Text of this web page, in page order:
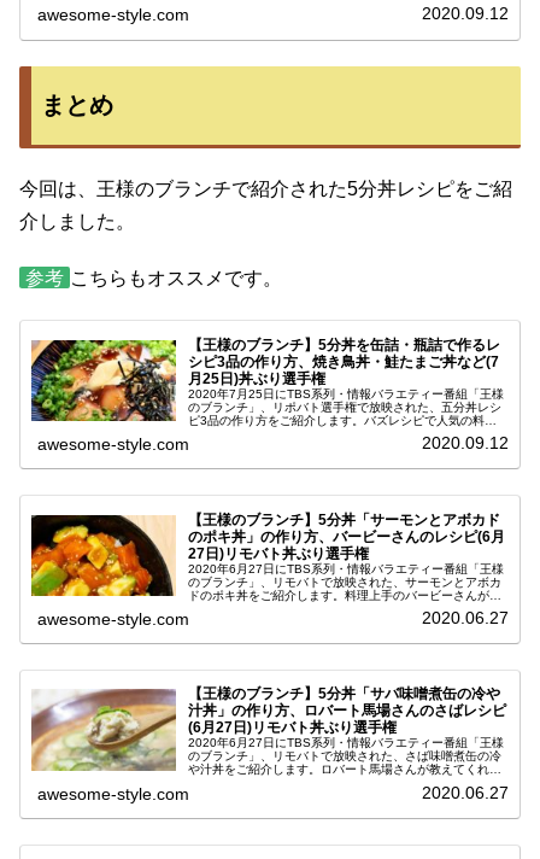
awesome-style.com 2020.09.12
まとめ
今回は、王様のブランチで紹介された5分丼レシピをご紹
介しました。
参考 こちらもオススメです。
【王様のブランチ】5分丼を缶詰・瓶詰で作るレ
シピ3品の作り方、焼き鳥丼・鮭たまご丼など(7
月25日)丼ぶり選手権
2020年7月25日にTBS系列・情報バラエティー番組「王様
のブランチ」、リポバト選手権で放映された、五分丼レシ
ピ3品の作り方をご紹介します。バズレシピで人気の料理
awesome-style.com 2020.09.12
【王様のブランチ】5分丼「サーモンとアボカド
のポキ丼」の作り方、バービーさんのレシピ(6月
27日)リモバト丼ぶり選手権
2020年6月27日にTBS系列・情報バラエティー番組「王様
のブランチ」、リモバトで放映された、サーモンとアボカ
ドのポキ丼をご紹介します。料理上手のバービーさんが教
awesome-style.com 2020.06.27
【王様のブランチ】5分丼「サバ味噌煮缶の冷や
汁丼」の作り方、ロバート馬場さんのさばレシピ
(6月27日)リモバト丼ぶり選手権
2020年6月27日にTBS系列・情報バラエティー番組「王様
のブランチ」、リモバトで放映された、さば味噌煮缶の冷
や汁丼をご紹介します。ロバート馬場さんが教えてくれ
awesome-style.com 2020.06.27